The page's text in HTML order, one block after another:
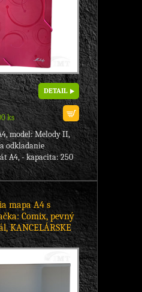
ks
DETAIL
model: Melody II,
odkladanie
A4, - kapacita: 250
mapa A4 s
Comix, pevný
KANCELÁRSKE